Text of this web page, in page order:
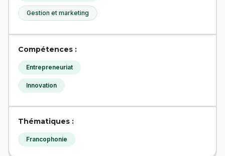
Gestion et marketing
Compétences :
Entrepreneuriat
Innovation
Thématiques :
Francophonie